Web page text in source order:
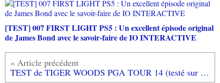
[TEST] 007 FIRST LIGHT PS5 : Un excellent épisode original
de James Bond avec le savoir-faire de IO INTERACTIVE
TEST de TIGER WOODS PGA TOUR 14 (testé sur XBOX 360): était-ce nécessaire ce tour?...